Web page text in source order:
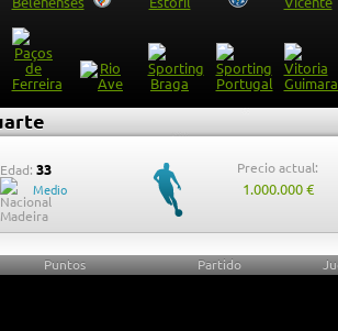
Edad: 33
Medio
Precio actual:
1.000.000 €
Puntos Partido